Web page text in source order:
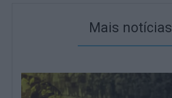
Mais notícias